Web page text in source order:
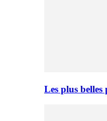
Les plus belles